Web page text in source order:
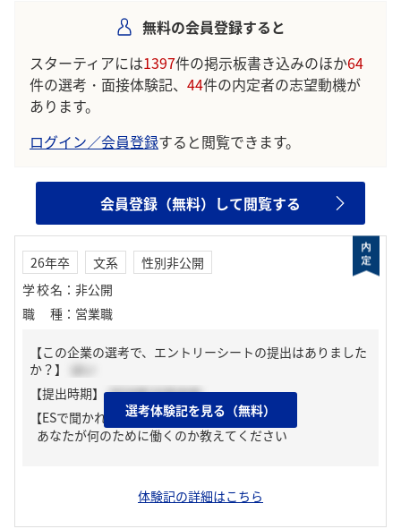
無料の会員登録すると
スターティアには1397件の掲示板書き込みのほか64
件の選考・面接体験記、 44件の内定者の志望動機が
あります。
ログイン／会員登録すると閲覧できます。
会員登録（無料）して閲覧する
26年卒 文系
性別非公開
学校名 ： 非公開
職種 ： 営業職
【この企業の選考で、エントリーシートの提出はありました
か？】
はい
【提出時期】 2024年10月中旬
【ESで聞かれた質問】
あなたが何のために働くのか教えてください
体験記の詳細はこちら
選考体験記を見る（無料）